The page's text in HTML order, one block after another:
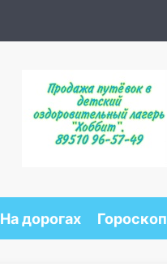
На дорогах Гороскоп